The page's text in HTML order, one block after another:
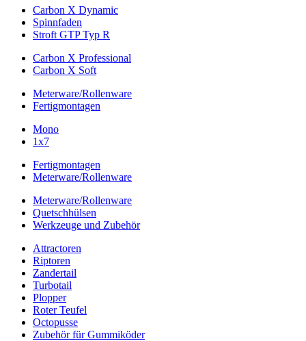
Carbon X Dynamic
Spinnfaden
Stroft GTP Typ R
Carbon X Professional
Carbon X Soft
Meterware/Rollenware
Fertigmontagen
Mono
1x7
Fertigmontagen
Meterware/Rollenware
Meterware/Rollenware
Quetschhülsen
Werkzeuge und Zubehör
Attractoren
Riptoren
Zandertail
Turbotail
Plopper
Roter Teufel
Octopusse
Zubehör für Gummiköder